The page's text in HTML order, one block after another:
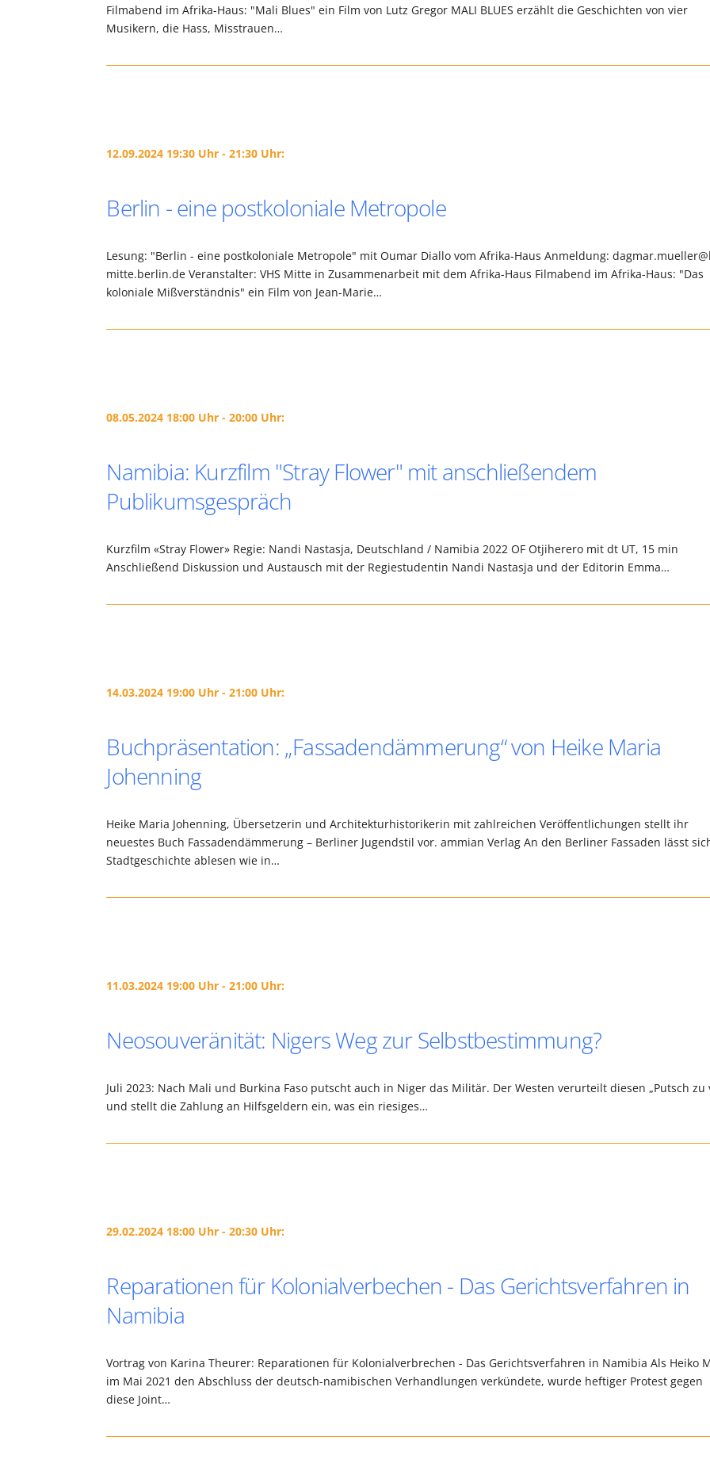
Filmabend im Afrika-Haus: "Mali Blues" ein Film von Lutz Gregor MALI BLUES erzählt die Geschichten von vier
Musikern, die Hass, Misstrauen…
12.09.2024 19:30 Uhr - 21:30 Uhr:
Berlin - eine postkoloniale Metropole
Lesung: "Berlin - eine postkoloniale Metropole" mit Oumar Diallo vom Afrika-Haus Anmeldung:
mitte.berlin.de Veranstalter: VHS Mitte in Zusammenarbeit mit dem Afrika-Haus Filmabend im Afrika-Haus: "Das
koloniale Mißverständnis" ein Film von Jean-Marie…
08.05.2024 18:00 Uhr - 20:00 Uhr:
Namibia: Kurzfilm "Stray Flower" mit anschließendem
Publikumsgespräch
Kurzfilm «Stray Flower» Regie: Nandi Nastasja, Deutschland / Namibia 2022 OF Otjiherero mit dt UT, 15 min
Anschließend Diskussion und Austausch mit der Regiestudentin Nandi Nastasja und der Editorin Emma…
14.03.2024 19:00 Uhr - 21:00 Uhr:
Buchpräsentation: „Fassadendämmerung“ von Heike Maria
Johenning
Heike Maria Johenning, Übersetzerin und Architekturhistorikerin mit zahlreichen Veröffentlichungen stellt ihr
neuestes Buch Fassadendämmerung – Berliner Jugendstil vor. ammian Verlag An den Berliner Fassaden lässt
Stadtgeschichte ablesen wie in…
11.03.2024 19:00 Uhr - 21:00 Uhr:
Neosouveränität: Nigers Weg zur Selbstbestimmung?
Juli 2023: Nach Mali und Burkina Faso putscht auch in Niger das Militär. Der Westen verurteilt diesen „Putsch zu
und stellt die Zahlung an Hilfsgeldern ein, was ein riesiges…
29.02.2024 18:00 Uhr - 20:30 Uhr:
Reparationen für Kolonialverbechen - Das Gerichtsverfahren in
Namibia
Vortrag von Karina Theurer: Reparationen für Kolonialverbrechen - Das Gerichtsverfahren in Namibia Als Heiko
im Mai 2021 den Abschluss der deutsch-namibischen Verhandlungen verkündete, wurde heftiger Protest gegen
diese Joint…